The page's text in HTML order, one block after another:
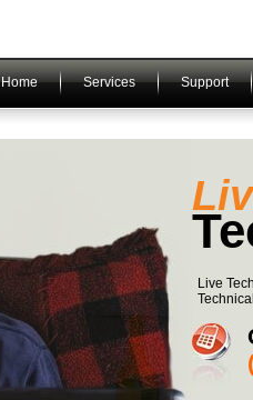
Home Services Support
Live